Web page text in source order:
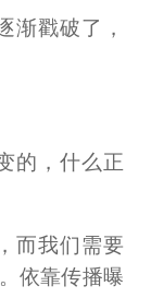
渐戳破了，
的，什么正
而我们需要
依靠传播曝